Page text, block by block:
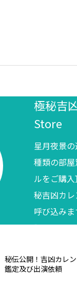
極秘吉
Store
星月夜景
種類の部
ルをご購
秘吉凶カ
呼び込み
調べてか
秘伝公開！吉凶カレ
鑑定及び出演依頼